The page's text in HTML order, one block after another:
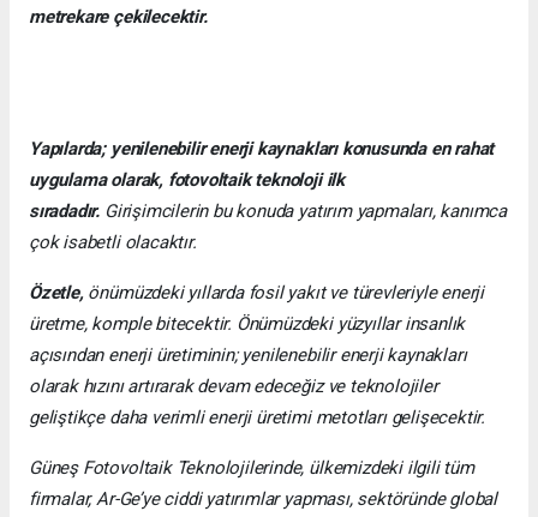
metrekare çekilecektir.
Yapılarda; yenilenebilir enerji kaynakları konusunda en rahat
uygulama olarak, fotovoltaik teknoloji ilk
sıradadır. Girişimcilerin bu konuda yatırım yapmaları, kanımca
çok isabetli olacaktır.
Özetle,önümüzdeki yıllarda fosil yakıt ve türevleriyle enerji
üretme, komple bitecektir. Önümüzdeki yüzyıllar insanlık
açısından enerji üretiminin; yenilenebilir enerji kaynakları
olarak hızını artırarak devam edeceğiz ve teknolojiler
geliştikçe daha verimli enerji üretimi metotları gelişecektir.
Güneş Fotovoltaik Teknolojilerinde, ülkemizdeki ilgili tüm
firmalar, Ar-Ge’ye ciddi yatırımlar yapması, sektöründe global